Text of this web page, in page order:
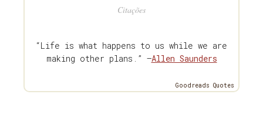
Citações
“Life is what happens to us while we are
making other plans.” —Allen Saunders
Goodreads Quotes